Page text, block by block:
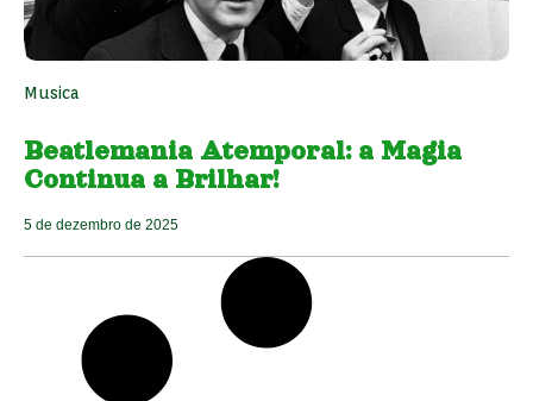
Musica
Beatlemania Atemporal: a Magia
Continua a Brilhar!
5 de dezembro de 2025